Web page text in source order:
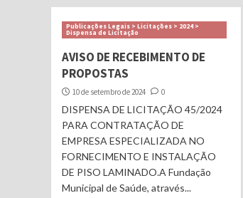
Publicações Legais > Licitações > 2024 >
Dispensa de Licitação
AVISO DE RECEBIMENTO DE
PROPOSTAS
10 de setembro de 2024 0
DISPENSA DE LICITAÇÃO 45/2024
PARA CONTRATAÇÃO DE
EMPRESA ESPECIALIZADA NO
FORNECIMENTO E INSTALAÇÃO
DE PISO LAMINADO.A Fundação
Municipal de Saúde, através...